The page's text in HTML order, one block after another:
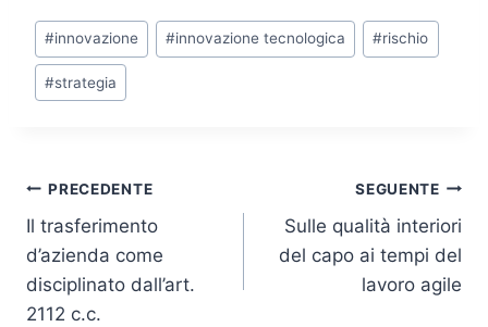
k
e
dI
c
e
b
k
itt
er
at
s
p
y
ai
l
Tag
articolo:
#innovazione #innovazione tecnologica #rischio
#strategia
Navigazione
articoli
PRECEDENTE
Il trasferimento
d’azienda come
disciplinato dall’art.
2112 c.c.
SEGUENTE
Sulle qualità interiori
del capo ai tempi del
lavoro agile